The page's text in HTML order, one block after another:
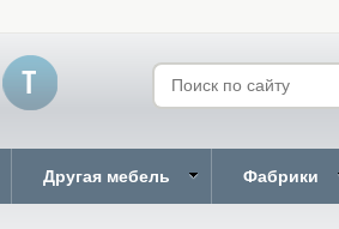
Другая мебель Фабрики